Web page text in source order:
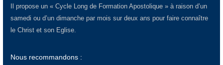
Il propose un « Cycle Long de Formation Apostolique » à raison d’un
samedi ou d’un dimanche par mois sur deux ans pour faire connaître
le Christ et son Eglise.
Nous recommandons :